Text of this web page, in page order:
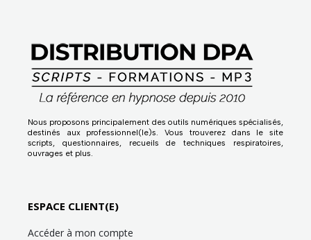
Nous proposons principalement des outils numériques spécialisés,
destinés aux professionnel(le)s. Vous trouverez dans le site
scripts, questionnaires, recueils de techniques respiratoires,
ouvrages et plus.
ESPACE CLIENT(E)
Accéder à mon compte